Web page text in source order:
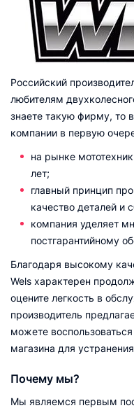
Российский
любителям
знаете такую фирму, то
компании в первую
на рынке
лет;
главный принцип
качество деталей и
компания уделяет
постгарантийному
Благодаря высокому
Wels характерен
оцените легкость в
производитель
можете
магазина для
Почему мы?
Мы являемся первым